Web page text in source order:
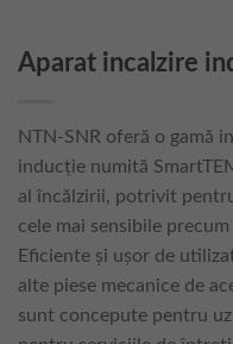
Aparat incalzire
NTN-SNR oferă o gamă
inducție numită
al încălzirii, potrivit
cele mai sensibile
Eficiente și ușor de
alte piese mecanice de
sunt concepute pentru